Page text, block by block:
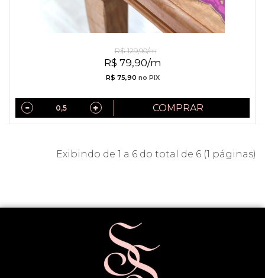
R$ 79,90/m
R$ 129,90/m
R$ 75,90 no PIX
COMPRAR
Exibindo de 1 a 6 do total de 6 (1 páginas)